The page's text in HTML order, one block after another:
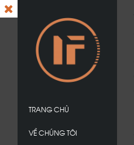
TRANG CHỦ
VỀ CHÚNG TÔI